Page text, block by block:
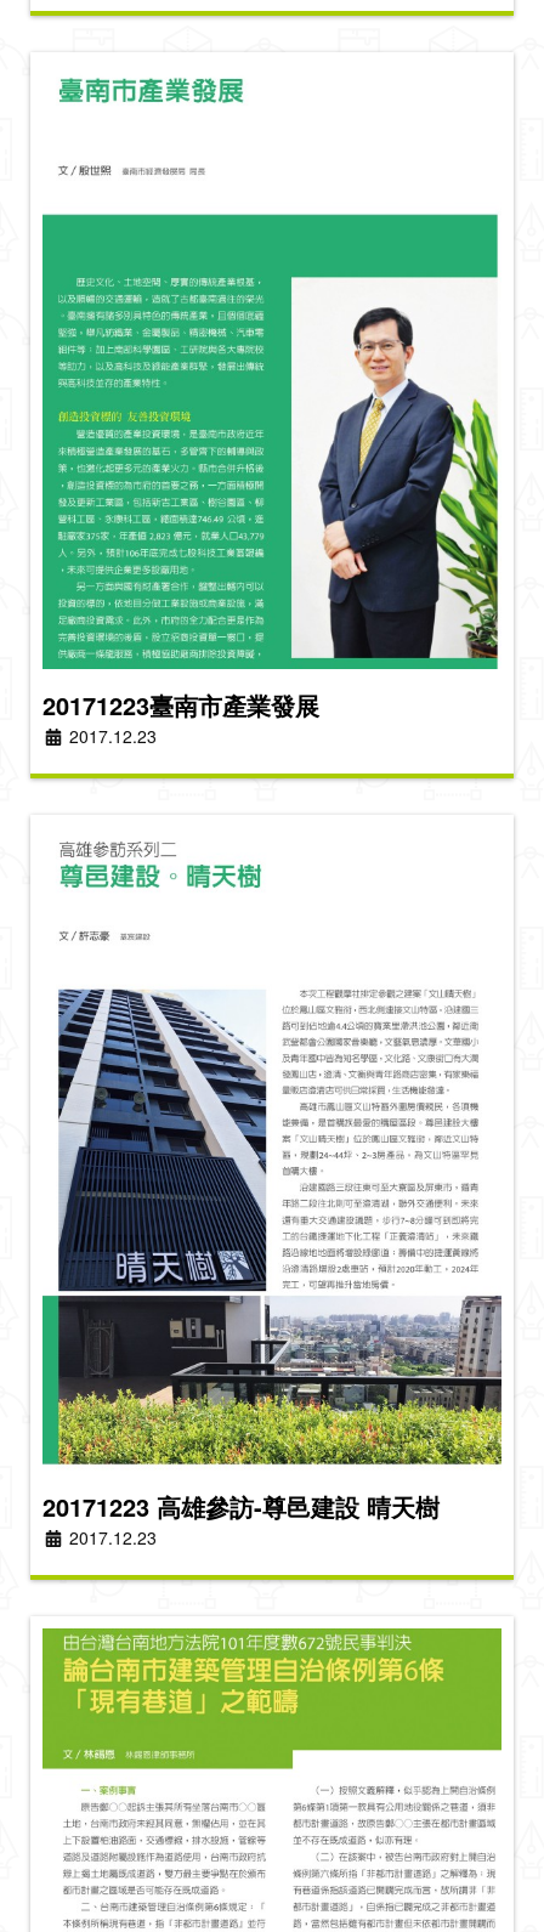
20171223臺南市產業發展
2017.12.23
20171223 高雄參訪-尊邑建設 晴天樹
2017.12.23